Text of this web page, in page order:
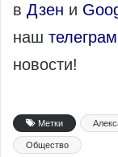
в Дзен и
наш
новости!
Метки
Общество